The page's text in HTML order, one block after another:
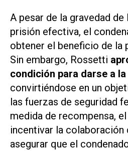
A pesar de la gravedad de
prisión efectiva, el
obtener el beneficio de la
Sin embargo, Rossetti
condición para darse a
convirtiéndose en un
las fuerzas de seguridad
medida de recompensa,
incentivar la colaboración
asegurar que el